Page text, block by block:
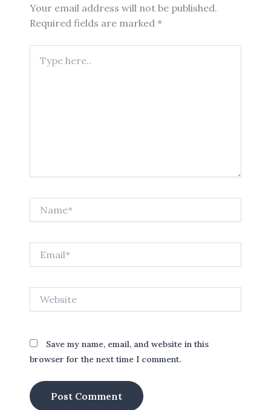
Your email address will not be published.
Required fields are marked *
here..
Save my name, email, and website in this
browser for the next time I comment.